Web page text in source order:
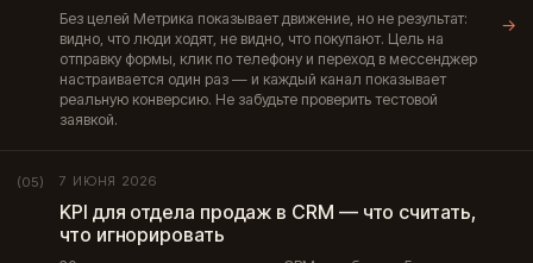
Без целей Метрика показывает движение, но не результат:
видно, что люди ходят, не видно, что покупают. Цель на
отправку формы, клик по телефону и переход в мессенджер
настраивается один раз — и каждый канал показывает
реальную конверсию. Не забудьте проверить тестовой
заявкой.
→
(05) 7 ИЮНЯ 2026
KPI для отдела продаж в CRM — что считать,
что игнорировать